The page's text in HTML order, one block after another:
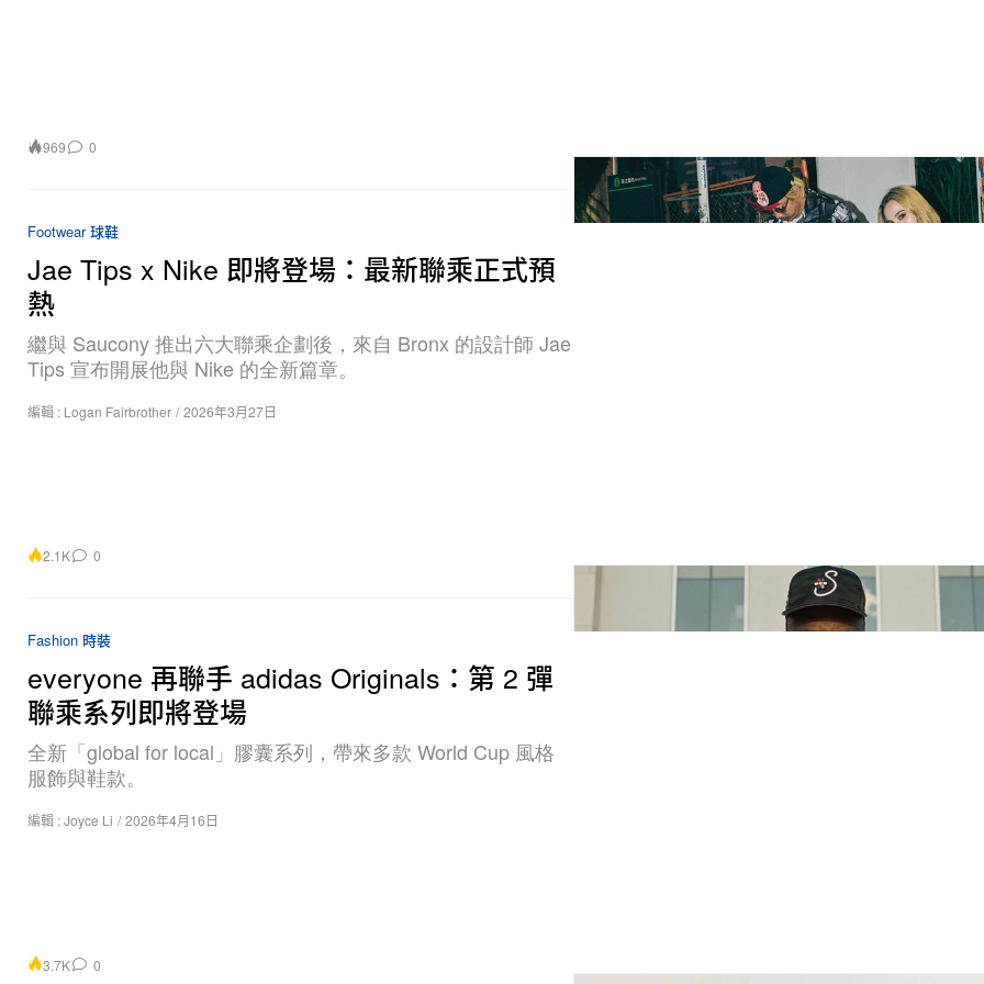
969 0
Footwear 球鞋
Jae Tips x Nike 即將登場：最新聯乘正式預
熱
繼與 Saucony 推出六大聯乘企劃後，來自 Bronx 的設計師 Jae
Tips 宣布開展他與 Nike 的全新篇章。
編輯 : Logan Fairbrother / 2026年3月27日
2.1K 0
Fashion 時裝
everyone 再聯手 adidas Originals：第 2 彈
聯乘系列即將登場
全新「global for local」膠囊系列，帶來多款 World Cup 風格
服飾與鞋款。
編輯 :Joyce Li / 2026年4月16日
3.7K 0